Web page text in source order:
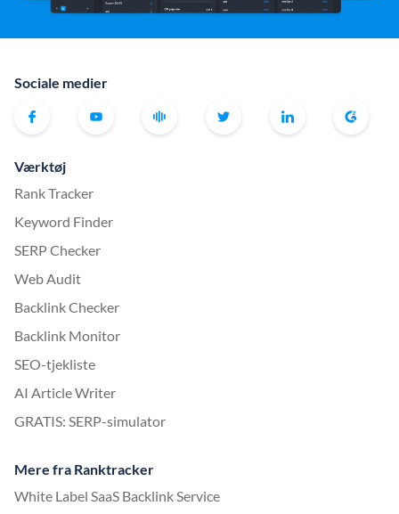
Sociale medier
Værktøj
Rank Tracker
Keyword Finder
SERP Checker
Web Audit
Backlink Checker
Backlink Monitor
SEO-tjekliste
AI Article Writer
GRATIS: SERP-simulator
Mere fra Ranktracker
White Label SaaS Backlink Service